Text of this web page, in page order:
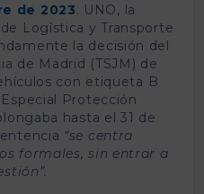
de 2023. UNO, la
Logística y Transporte
la decisión del
de Madrid (TSJM) de
con etiqueta B
Protección
hasta el 31 de
“se centra
formales, sin entrar a